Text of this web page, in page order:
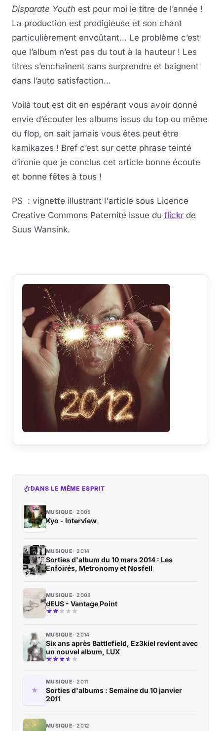
Disparate Youth est pour moi le titre de l’année !
La production est prodigieuse et son chant
particulièrement envoûtant… Le problème c’est
que l’album n’est pas du tout à la hauteur ! Les
titres s’enchaînent sans surprendre et baignent
dans l’auto satisfaction…
Voilà tout est dit en espérant vous avoir donné
envie d’écouter les albums issus du top ou même
du flop, on sait jamais vous êtes peut être
kamikazes ! Bref c’est sur cette phrase teinté
d’ironie que je conclus cet article bonne écoute
et bonne fêtes à tous !
PS : vignette illustrant l'article sous Licence
Creative Commons Paternité issue du flickr de
Suus Wansink.
DANS LE MÊME ESPRIT
MUSIQUE 2005
Kyo - Interview
MUSIQUE 2014
Sorties d'album du 10 mars 2014 : Les
Enfoirés, Metronomy et Nosfell
MUSIQUE 2008
dEUS - Vantage Point
MUSIQUE 2014
Six ans après Battlefield, Ez3kiel revient avec
un nouvel album, LUX
MUSIQUE 2011
Sorties d'albums : Semaine du 10 janvier
2011
MUSIQUE 2012